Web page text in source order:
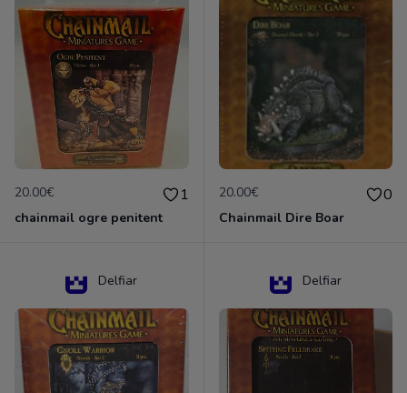
20.00€ 1
chainmail ogre penitent
20.00€ 0
Chainmail Dire Boar
Delfiar Delfiar